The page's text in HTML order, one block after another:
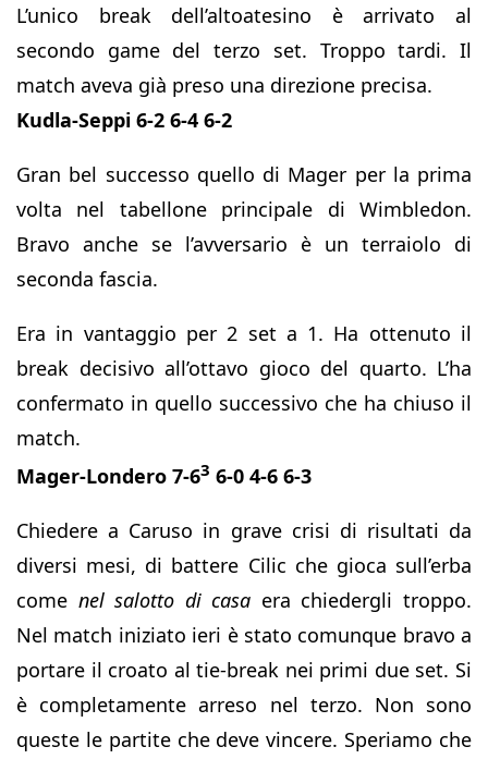
L’unico break dell’altoatesino è arrivato al
secondo game del terzo set. Troppo tardi. Il
match aveva già preso una direzione precisa.
Kudla-Seppi 6-2 6-4 6-2
Gran bel successo quello di Mager per la prima
volta nel tabellone principale di Wimbledon.
Bravo anche se l’avversario è un terraiolo di
seconda fascia.
Era in vantaggio per 2 set a 1. Ha ottenuto il
break decisivo all’ottavo gioco del quarto. L’ha
confermato in quello successivo che ha chiuso il
match.
Mager-Londero 7-63 6-0 4-6 6-3
Chiedere a Caruso in grave crisi di risultati da
diversi mesi, di battere Cilic che gioca sull’erba
come nel salotto di casa era chiedergli troppo.
Nel match iniziato ieri è stato comunque bravo a
portare il croato al tie-break nei primi due set. Si
è completamente arreso nel terzo. Non sono
queste le partite che deve vincere. Speriamo che